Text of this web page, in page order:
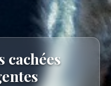
cachées